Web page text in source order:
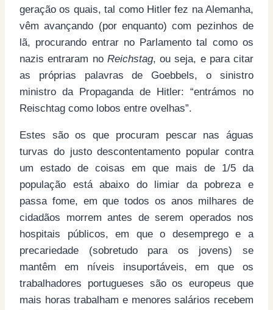
geração os quais, tal como Hitler fez na Alemanha,
vêm avançando (por enquanto) com pezinhos de
lã, procurando entrar no Parlamento tal como os
nazis entraram no Reichstag, ou seja, e para citar
as próprias palavras de Goebbels, o sinistro
ministro da Propaganda de Hitler: “entrámos no
Reischtag como lobos entre ovelhas”.
Estes são os que procuram pescar nas águas
turvas do justo descontentamento popular contra
um estado de coisas em que mais de 1/5 da
população está abaixo do limiar da pobreza e
passa fome, em que todos os anos milhares de
cidadãos morrem antes de serem operados nos
hospitais públicos, em que o desemprego e a
precariedade (sobretudo para os jovens) se
mantêm em níveis insuportáveis, em que os
trabalhadores portugueses são os europeus que
mais horas trabalham e menores salários recebem